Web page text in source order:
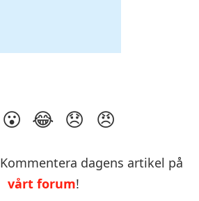
Kommentera dagens artikel på
vårt forum!